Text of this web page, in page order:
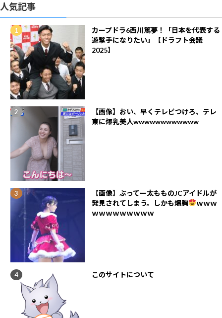
人気記事
カープドラ6西川篤夢！「日本を代表する
遊撃手になりたい」【ドラフト会議
2025】
【画像】おい、早くテレビつけろ、テレ
東に爆乳美人wwwwwwwwwwww
【画像】ぶってー太もものJCアイドルが
発見されてしまう。しかも爆胸
ｗｗｗ
ｗｗｗｗｗｗｗｗｗ
このサイトについて